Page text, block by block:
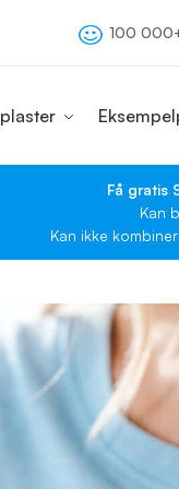
100
Få gratis
Kan
Kan ikke